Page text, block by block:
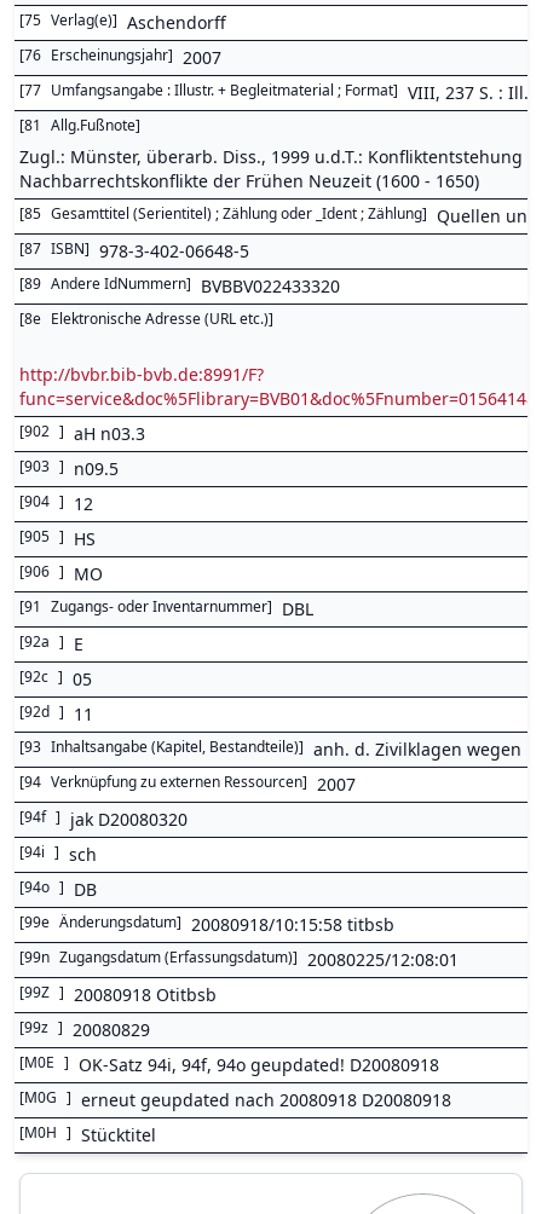
[75 Verlag(e)] Aschendorff
[76 Erscheinungsjahr] 2007
[77 Umfangsangabe : Illustr. + Begleitmaterial ; Format] VIII, 237 S. : Ill.,
[81 Allg.Fußnote]
Zugl.: Münster, überarb. Diss., 1999 u.d.T.:
Nachbarrechtskonflikte der Frühen Neuzeit (1600 - 1650)
[85 Gesamttitel (Serientitel) ; Zählung oder _Ident ; Zählung] Quellen und
[87 ISBN] 978-3-402-06648-5
[89 Andere IdNummern] BVBBV022433320
[8e Elektronische Adresse (URL etc.)]
http://bvbr.bib-bvb.de:8991/F?
[902 ] aH n03.3
[903 ] n09.5
[904 ] 12
[905 ] HS
[906 ] MO
[91 Zugangs- oder Inventarnummer] DBL
[92a ] E
[92c ] 05
[92d ] 11
[93 Inhaltsangabe (Kapitel, Bestandteile)] anh. d. Zivilklagen wegen
[94 Verknüpfung zu externen Ressourcen] 2007
[94f ] jak D20080320
[94i ] sch
[94o ] DB
[99e Änderungsdatum] 20080918/10:15:58 titbsb
[99n Zugangsdatum (Erfassungsdatum)] 20080225/12:08:01
[99Z ] 20080918 Otitbsb
[99z ] 20080829
[M0E ] OK-Satz 94i, 94f, 94o geupdated! D20080918
[M0G ] erneut geupdated nach 20080918 D20080918
[M0H ] Stücktitel